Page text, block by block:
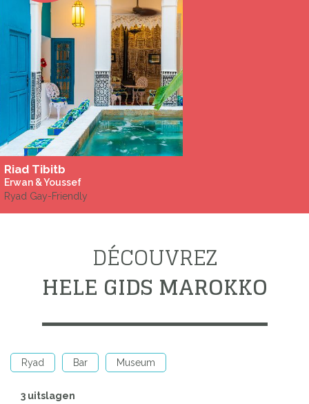
Riad Tibitb
Erwan & Youssef
Ryad Gay-Friendly
DÉCOUVREZ
HELE GIDS MAROKKO
Ryad Bar Museum
3 uitslagen